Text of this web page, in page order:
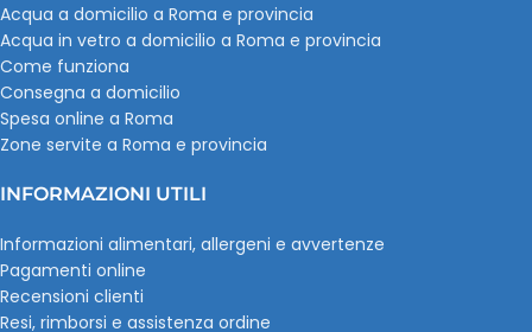
Acqua a domicilio a Roma e provincia
Acqua in vetro a domicilio a Roma e provincia
Come funziona
Consegna a domicilio
Spesa online a Roma
Zone servite a Roma e provincia
INFORMAZIONI UTILI
Informazioni alimentari, allergeni e avvertenze
Pagamenti online
Recensioni clienti
Resi, rimborsi e assistenza ordine